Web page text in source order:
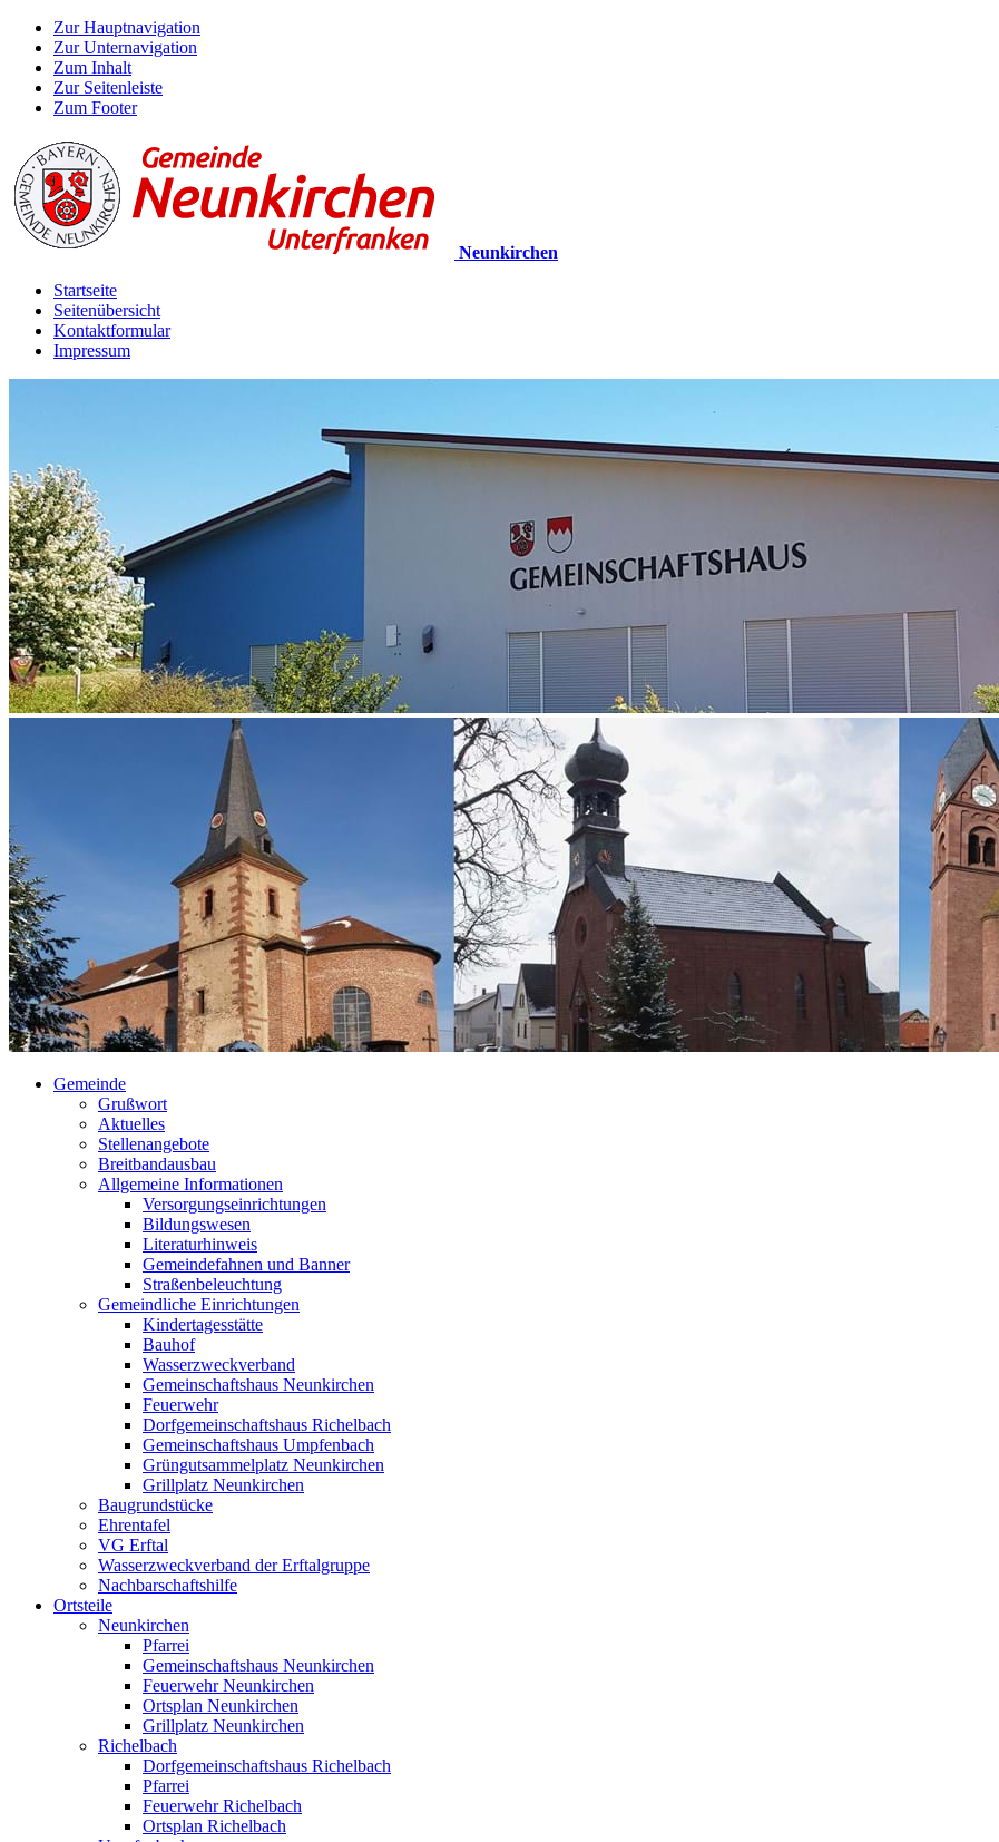
Zur Hauptnavigation
Zur Unternavigation
Zum Inhalt
Zur Seitenleiste
Zum Footer
Neunkirchen
Startseite
Seitenübersicht
Kontaktformular
Impressum
Gemeinde
Grußwort
Aktuelles
Stellenangebote
Breitbandausbau
Allgemeine Informationen
Versorgungseinrichtungen
Bildungswesen
Literaturhinweis
Gemeindefahnen und Banner
Straßenbeleuchtung
Gemeindliche Einrichtungen
Kindertagesstätte
Bauhof
Wasserzweckverband
Gemeinschaftshaus Neunkirchen
Feuerwehr
Dorfgemeinschaftshaus Richelbach
Gemeinschaftshaus Umpfenbach
Grüngutsammelplatz Neunkirchen
Grillplatz Neunkirchen
Baugrundstücke
Ehrentafel
VG Erftal
Wasserzweckverband der Erftalgruppe
Nachbarschaftshilfe
Ortsteile
Neunkirchen
Pfarrei
Gemeinschaftshaus Neunkirchen
Feuerwehr Neunkirchen
Ortsplan Neunkirchen
Grillplatz Neunkirchen
Richelbach
Dorfgemeinschaftshaus Richelbach
Pfarrei
Feuerwehr Richelbach
Ortsplan Richelbach